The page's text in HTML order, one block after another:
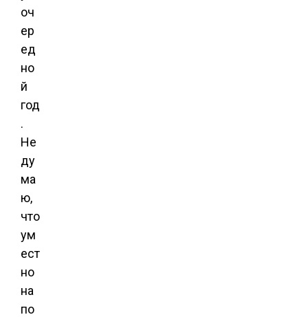
оч
ер
ед
но
й
год
.
Не
ду
ма
ю,
что
ум
ест
но
на
по